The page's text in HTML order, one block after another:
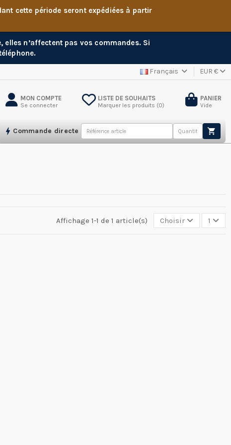
cette période seront expédiées à partir
elles n’affectent pas vos commandes. Si
Français EUR €
MON COMPTE
Se connecter
LISTE DE SOUHAITS
Marquer les produits (0)
PANIER
Vide
Commande directe
Affichage 1-1 de 1 article(s) Choisir 1